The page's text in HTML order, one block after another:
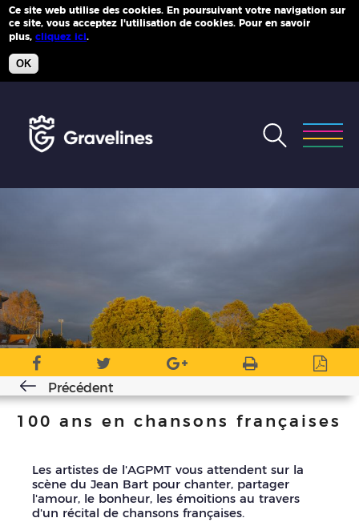
Ce site web utilise des cookies. En poursuivant votre navigation sur
ce site, vous acceptez l'utilisation de cookies. Pour en savoir
plus,cliquez ici.
OK
Précédent
100 ans en chansons françaises
Les artistes de l'AGPMT vous attendent sur la
scène du Jean Bart pour chanter, partager
l'amour, le bonheur, les émoitions au travers
d'un récital de chansons françaises.